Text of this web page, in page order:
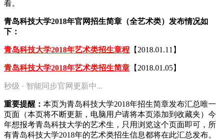
看。
青岛科技大学2018年官网招生简章（全艺术类）发布情况如
下：
青岛科技大学2018年艺术类招生章程 【2018.01.11】
青岛科技大学2018年艺术类招生简章 【2018.01.05】
秒级 · 智能同步官网更新中...
重要提醒： 本页为青岛科技大学2018年招生简章发布汇总唯一
页面（本页将不断更新，电脑用户请将本页添加到收藏夹）今
年想报考青岛科技大学的艺术生，只用浏览这个页面即可，所
有青岛科技大学2018年的艺术类招生信息都将在此汇总发布。